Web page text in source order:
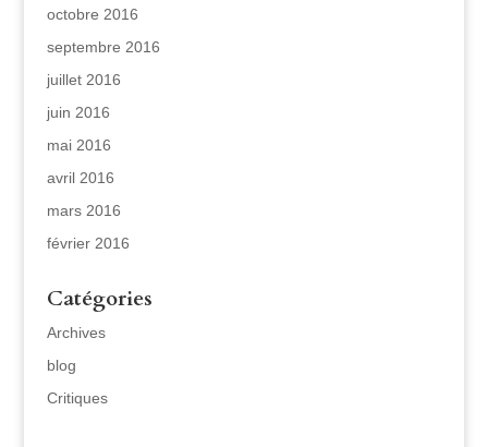
octobre 2016
septembre 2016
juillet 2016
juin 2016
mai 2016
avril 2016
mars 2016
février 2016
Catégories
Archives
blog
Critiques